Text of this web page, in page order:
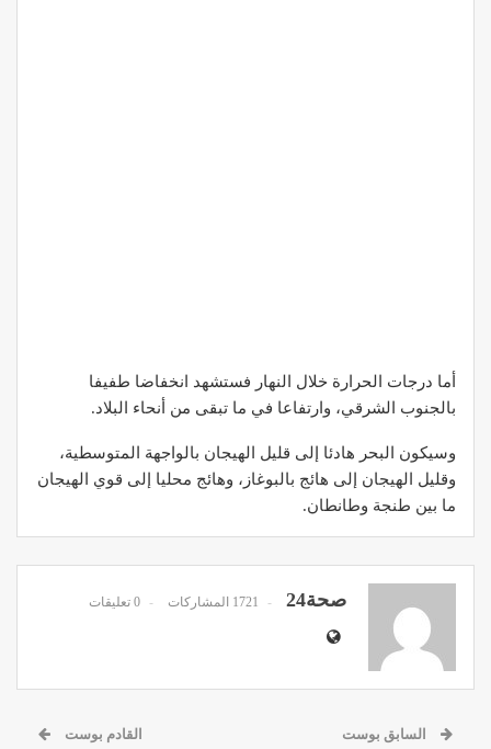
أما درجات الحرارة خلال النهار فستشهد انخفاضا طفيفا
بالجنوب الشرقي، وارتفاعا في ما تبقى من أنحاء البلاد.
وسيكون البحر هادئا إلى قليل الهيجان بالواجهة المتوسطية،
وقليل الهيجان إلى هائج بالبوغاز، وهائج محليا إلى قوي الهيجان
ما بين طنجة وطانطان.
صحة24 1721 المشاركات 0 تعليقات
السابق بوست القادم بوست